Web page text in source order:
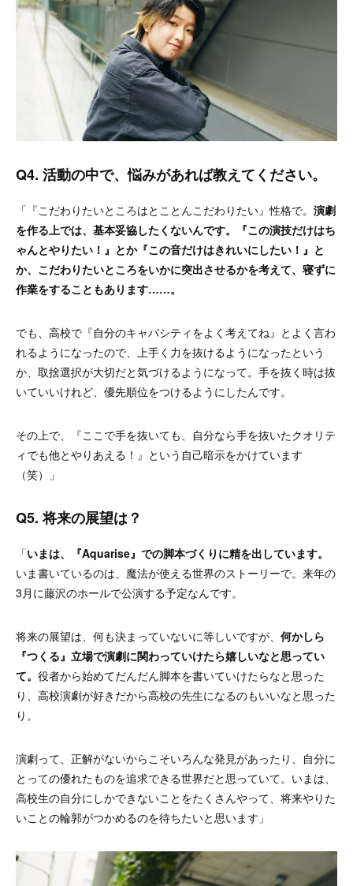
Q4. 活動の中で、悩みがあれば教えてください。
「『こだわりたいところはとことんこだわりたい』性格で。 演劇
を作る上では、基本妥協したくないんです。『この演技だけはち
ゃんとやりたい！』とか『この音だけはきれいにしたい！』と
か、こだわりたいところをいかに突出させるかを考えて、寝ずに
作業をすることもあります……。
でも、高校で『自分のキャパシティをよく考えてね』とよく言わ
れるようになったので、上手く力を抜けるようになったという
か、取捨選択が大切だと気づけるようになって。手を抜く時は抜
いていいけれど、優先順位をつけるようにしたんです。
その上で、『ここで手を抜いても、自分なら手を抜いたクオリテ
ィでも他とやりあえる！』という自己暗示をかけています
（笑）」
Q5. 将来の展望は？
「いまは、『Aquarise』での脚本づくりに精を出しています。
いま書いているのは、魔法が使える世界のストーリーで。来年の
3月に藤沢のホールで公演する予定なんです。
将来の展望は、何も決まっていないに等しいですが、 何かしら
『つくる』立場で演劇に関わっていけたら嬉しいなと思ってい
て。 役者から始めてだんだん脚本を書いていけたらなと思った
り、高校演劇が好きだから高校の先生になるのもいいなと思った
り。
演劇って、正解がないからこそいろんな発見があったり、自分に
とっての優れたものを追求できる世界だと思っていて。いまは、
高校生の自分にしかできないことをたくさんやって、将来やりた
いことの輪郭がつかめるのを待ちたいと思います」